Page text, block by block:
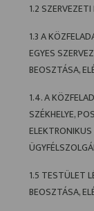
1.2
1.3 A
EGYES
BEOSZTÁSA,
1.4. A
SZÉKHELYE,
1.5 TESTÜLET
BEOSZTÁSA,